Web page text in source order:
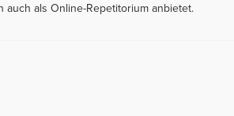
auch als Online-Repetitorium anbietet.